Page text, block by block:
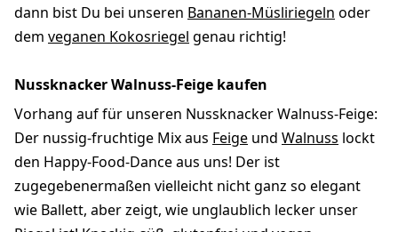
dann bist Du bei unseren Bananen-Müsliriegeln oder
dem veganen Kokosriegel genau richtig!
Nussknacker Walnuss-Feige kaufen
Vorhang auf für unseren Nussknacker Walnuss-Feige:
Der nussig-fruchtige Mix aus Feige und Walnuss lockt
den Happy-Food-Dance aus uns! Der ist
zugegebenermaßen vielleicht nicht ganz so elegant
wie Ballett, aber zeigt, wie unglaublich lecker unser